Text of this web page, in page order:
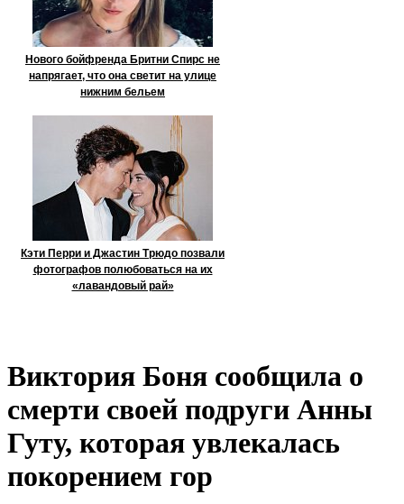
Нового бойфренда Бритни Спирс не
напрягает, что она светит на улице
нижним бельем
Кэти Перри и Джастин Трюдо позвали
фотографов полюбоваться на их
«лавандовый рай»
Виктория Боня сообщила о
смерти своей подруги Анны
Гуту, которая увлекалась
покорением гор